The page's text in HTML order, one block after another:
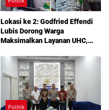
Lokasi ke 2: Godfried Effendi
Lubis Dorong Warga
Maksimalkan Layanan UHC,
Pendidikan Mengemuka dalam
Reses Medan Amplas
Politik